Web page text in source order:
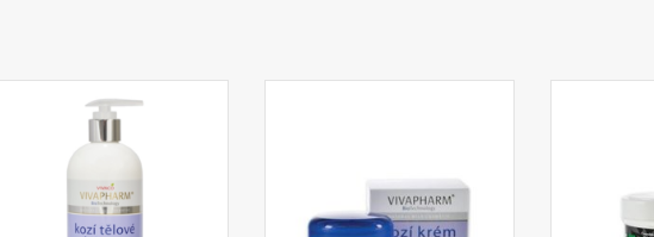
melkeiwitten van geitenmelk voor
diepgaande voeding en
huidverzorging van het hele
lichaam. Het verzacht en
versoepeld de gedroogde huid
balanceert de pH van de huid.
Zeer geschikt voor de gevoelige
natuurlijke